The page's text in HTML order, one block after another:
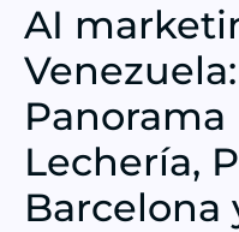
AI
Panorama
Lechería,
Barcelona